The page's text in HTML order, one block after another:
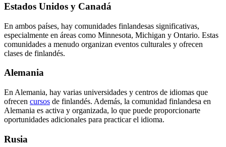
Estados Unidos y Canadá
En ambos países, hay comunidades finlandesas significativas,
especialmente en áreas como Minnesota, Michigan y Ontario. Estas
comunidades a menudo organizan eventos culturales y ofrecen
clases de finlandés.
Alemania
En Alemania, hay varias universidades y centros de idiomas que
ofrecen cursos de finlandés. Además, la comunidad finlandesa en
Alemania es activa y organizada, lo que puede proporcionarte
oportunidades adicionales para practicar el idioma.
Rusia